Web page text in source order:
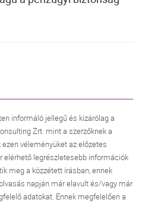
informáló jellegű és kizárólag a
Zrt. mint a szerzőknek a
véleményüket az előzetes
elérhető legrészletesebb információk
meg a közzétett írásban, ennek
napján már elavult és/vagy már
adatokat. Ennek megfelelően a